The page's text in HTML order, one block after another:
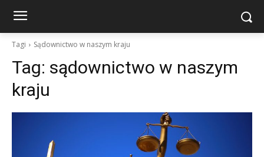
Tagi Sądownictwo w naszym kraju
Tag: sądownictwo w naszym
kraju